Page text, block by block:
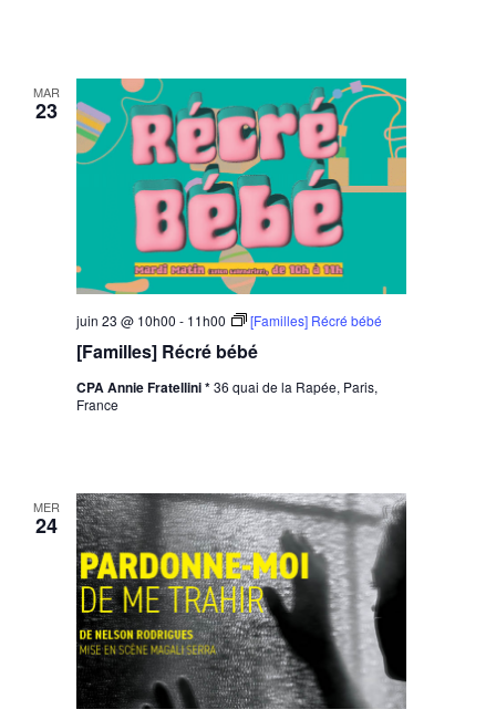
MAR
23
[Familles] Récré bébé
juin 23 @ 10h00 - 11h00 [Familles] Récré bébé
CPA Annie Fratellini *36 quai de la Rapée, Paris,
France
MER
24